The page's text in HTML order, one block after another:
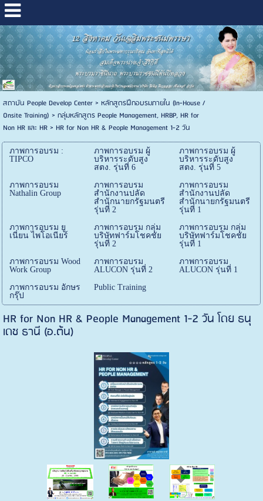
สถาบัน People Develop Center> หลักสูตรฝึกอบรมภายใน (In-House /
Onsite Training) > กลุ่มหลักสูตร People Management, HRBP, HR for
Non HR และ HR> HR for Non HR & People Management 1-2 วัน
ภาพการอบรม :
TIPCO
ภาพการอบรม ผู้
บริหารระดับสูง
สตง. รุ่นที่ 6
ภาพการอบรม ผู้
บริหารระดับสูง
สตง. รุ่นที่ 5
ภาพการอบรม
Nathalin Group
ภาพการอบรม
สำนักงานปลัด
สำนักนายกรัฐมนตรี
รุ่นที่ 2
ภาพการอบรม
สำนักงานปลัด
สำนักนายกรัฐมนตรี
รุ่นที่ 1
ภาพการอบรม ยู
เนี่ยน ไพโอเนียร์
ภาพการอบรม กลุ่ม
บริษัทฟาร์มโชคชัย
รุ่นที่ 2
ภาพการอบรม กลุ่ม
บริษัทฟาร์มโชคชัย
รุ่นที่ 1
ภาพการอบรม Wood
Work Group
ภาพการอบรม
ALUCON รุ่นที่ 2
ภาพการอบรม
ALUCON รุ่นที่ 1
ภาพการอบรม อักษร
กรุ๊ป
Public Training
HR for Non HR & People Management 1-2 วัน โดย ธนุ
เดช ธานี (อ.ต้น)